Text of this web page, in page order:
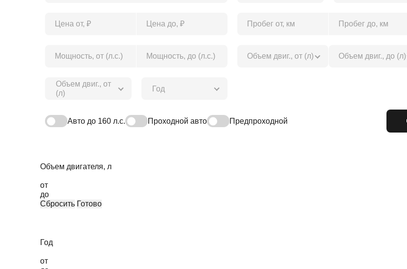
Объем двиг., от
(л)
Год
Авто до 160 л.с. Проходной авто Предпроходной
Объем двигателя, л
от
до
Сбросить Готово
Год
от